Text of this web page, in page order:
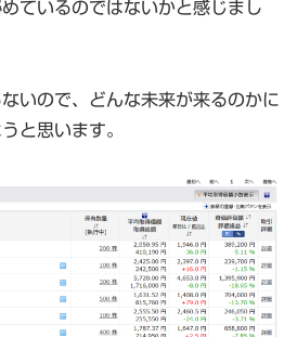
ているのではないかと感じまし
いので、どんな未来が来るのかに
と思います。